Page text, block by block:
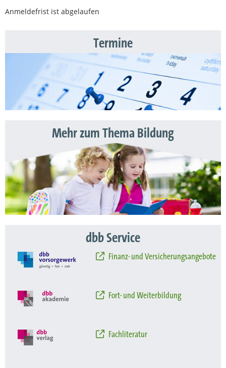
Anmeldefrist ist abgelaufen
Termine
Mehr zum Thema Bildung
dbb Service
Finanz- und Versicherungsangebote
Fort- und Weiterbildung
Fachliteratur